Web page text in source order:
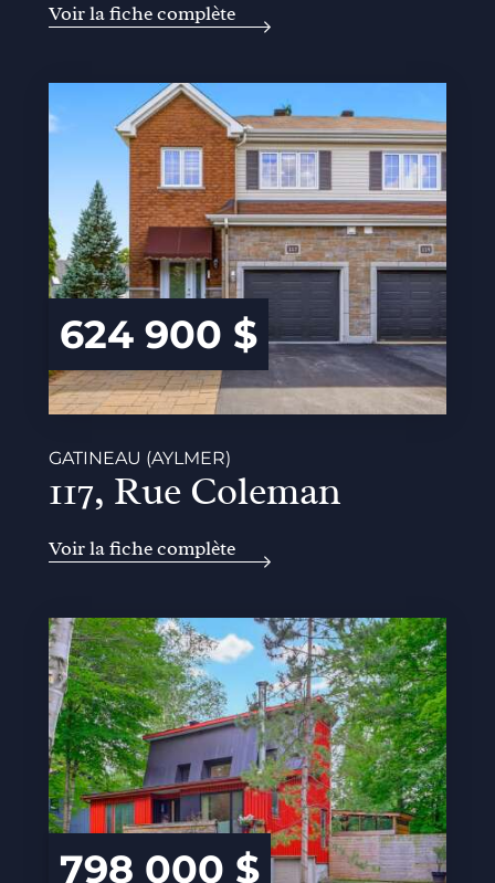
Voir la fiche complète
624 900 $
GATINEAU (AYLMER)
117, Rue Coleman
Voir la fiche complète
798 000 $